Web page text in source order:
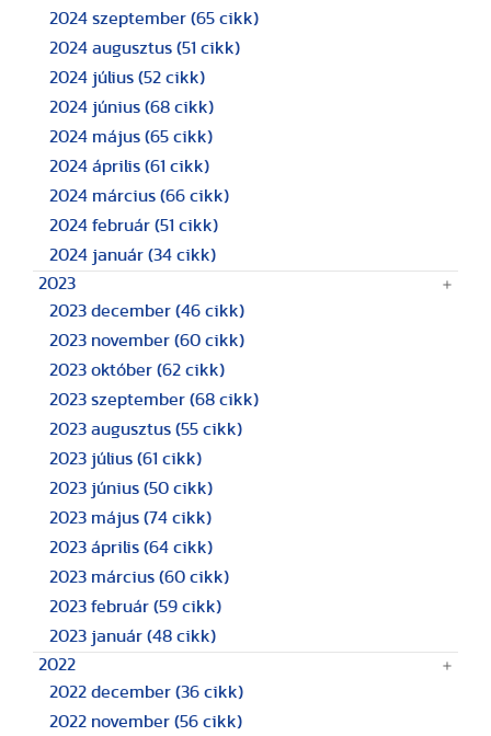
2024 szeptember (65 cikk)
2024 augusztus (51 cikk)
2024 július (52 cikk)
2024 június (68 cikk)
2024 május (65 cikk)
2024 április (61 cikk)
2024 március (66 cikk)
2024 február (51 cikk)
2024 január (34 cikk)
2023
2023 december (46 cikk)
2023 november (60 cikk)
2023 október (62 cikk)
2023 szeptember (68 cikk)
2023 augusztus (55 cikk)
2023 július (61 cikk)
2023 június (50 cikk)
2023 május (74 cikk)
2023 április (64 cikk)
2023 március (60 cikk)
2023 február (59 cikk)
2023 január (48 cikk)
2022
2022 december (36 cikk)
2022 november (56 cikk)